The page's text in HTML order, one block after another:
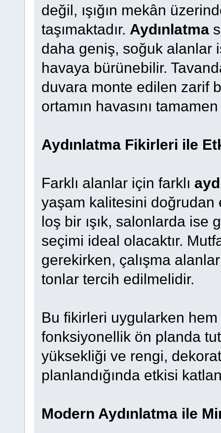
değil, ışığın mekân
taşımaktadır. Aydınlatma
daha geniş, soğuk alanlar
havaya bürünebilir.
duvara monte edilen zarif
ortamın havasını
Aydınlatma Fikirleri ile
Farklı alanlar için farklı
yaşam kalitesini doğrudan
loş bir ışık, salonlarda ise
seçimi ideal olacaktır.
gerekirken, çalışma
tonlar tercih edilmelidir.
Bu fikirleri uygularken
fonksiyonellik ön planda
yüksekliği ve rengi,
planlandığında etkisi
Modern Aydınlatma ile